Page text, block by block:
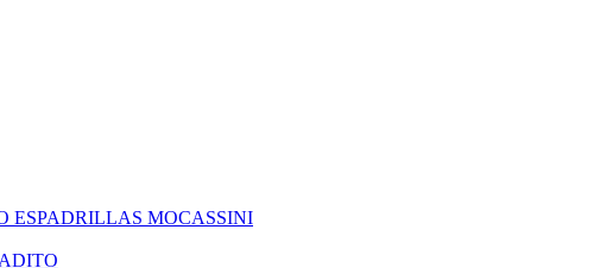
ESPADRILLAS MOCASSINI